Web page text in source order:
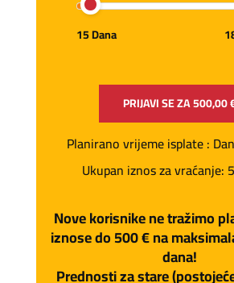
15 Dana
PRIJAVI SE ZA500,00
Planirano vrijeme isplate:
Ukupan iznos za vraćanje:
Nove korisnike ne tražimo
iznose do 500 € na
dana!
Prednosti za stare